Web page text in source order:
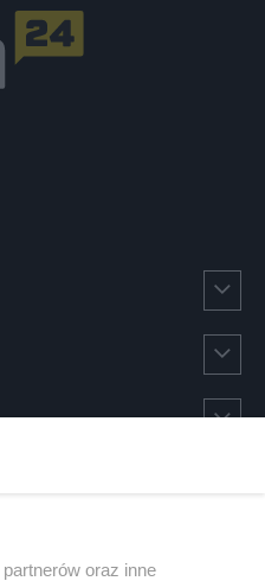
oraz inne